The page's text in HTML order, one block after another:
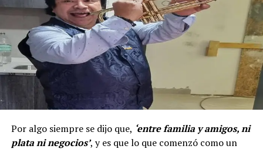
Por algo siempre se dijo que, ‘entre familia y amigos, ni
plata ni negocios’, y es que lo que comenzó como un